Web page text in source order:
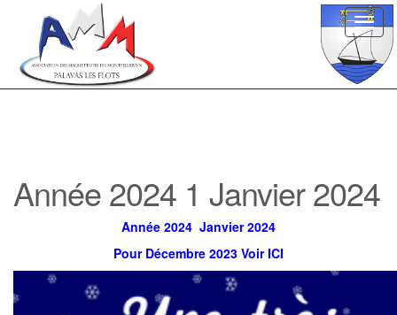
Année 2024 1 Janvier 2024
Année 2024 Janvier 2024
Pour Décembre 2023 Voir ICI